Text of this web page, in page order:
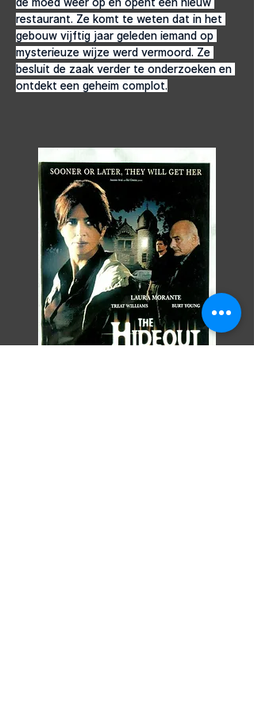
restaurant. Ze komt te weten dat in het
gebouw vijftig jaar geleden iemand op
mysterieuze wijze werd vermoord. Ze
besluit de zaak verder te onderzoeken en
ontdekt een geheim complot.